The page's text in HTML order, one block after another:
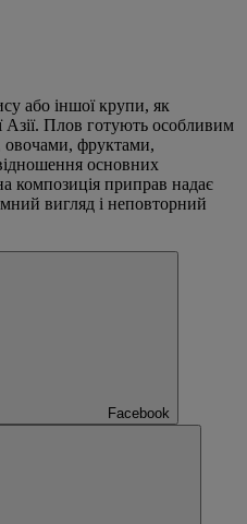
або іншої крупи, як
Плов готують особливим
овочами, фруктами,
основних
композиція приправ надає
вигляд і неповторний
Facebook